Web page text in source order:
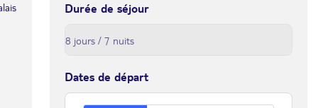
Durée de séjour
Dates de départ